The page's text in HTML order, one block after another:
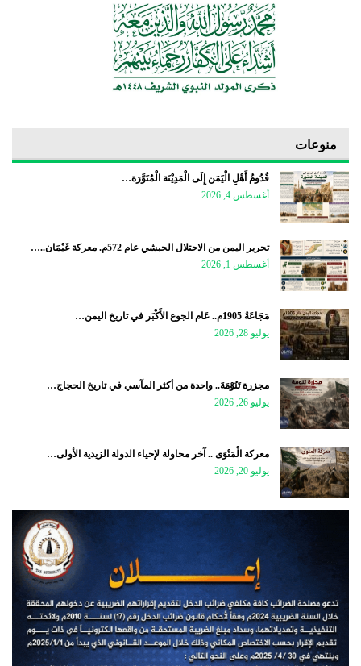
منوعات
قُدُومُ أَهْلِ الْيَمَن إِلَى الْمَدِيْنَة الْمُنَوَّرَة…
أغسطس 4, 2026
تحرير اليمن من الاحتلال الحبشي عام 572م. معركة غَيْمَان..…
أغسطس 1, 2026
مَجَاعَةُ 1905م.. عَام الجوع الأَكْبَر في تاريخ اليمن…
يوليو 28, 2026
مجزرة تَنُوْمَةَ.. واحدة من أكثر المآسي في تاريخ الحجاج…
يوليو 26, 2026
معركة الْمَنْوَى .. آخر محاولة لإحياء الدولة الزيدية الأولى…
يوليو 20, 2026